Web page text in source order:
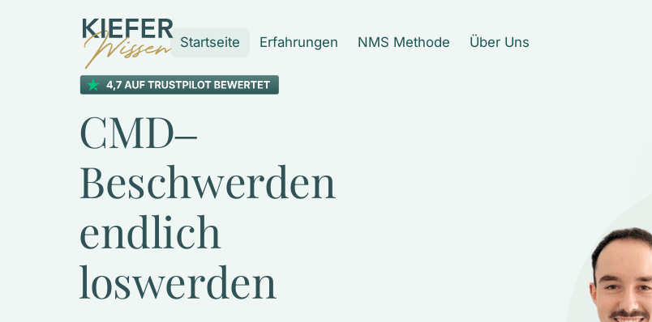
Startseite Erfahrungen NMS Methode Über Uns
CMD‒
loswerden